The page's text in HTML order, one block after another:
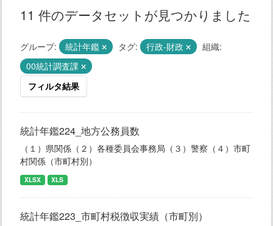
11 件のデータセットが見つかりました
グループ: 統計年鑑 タグ: 行政-財政
組織:
00統計調査課
フィルタ結果
統計年鑑224_地方公務員数
（１）県関係（２）各種委員会事務局（３）警察（４）市町
村関係（市町村別）
XLSX XLS
統計年鑑223_市町村税徴収実績（市町別）